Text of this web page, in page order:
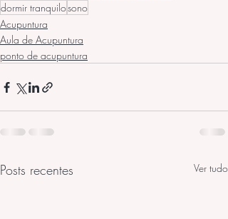
dormir tranquilosono
Acupuntura
Aula de Acupuntura
ponto de acupuntura
Posts recentes Ver tudo